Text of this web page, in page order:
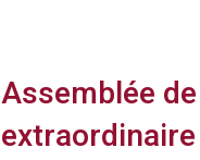
Assemblée
extraordinaire